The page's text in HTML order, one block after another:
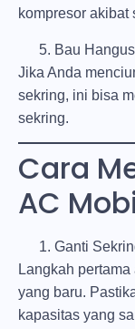
kompresor akibat
Bau Hangus
Jika Anda
sekring, ini bisa
sekring.
Cara
AC
Ganti
Langkah
yang baru.
kapasitas yang